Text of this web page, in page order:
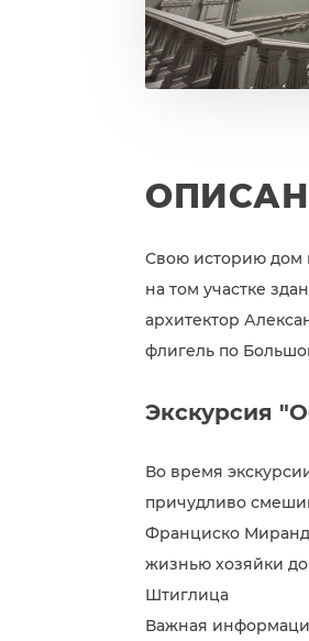
Свою историю дом
на том участке
архитектор
флигель по
Экскурсия
Во время
причудливо
Франциско
жизнью хозяйки
Штиглица
Важная